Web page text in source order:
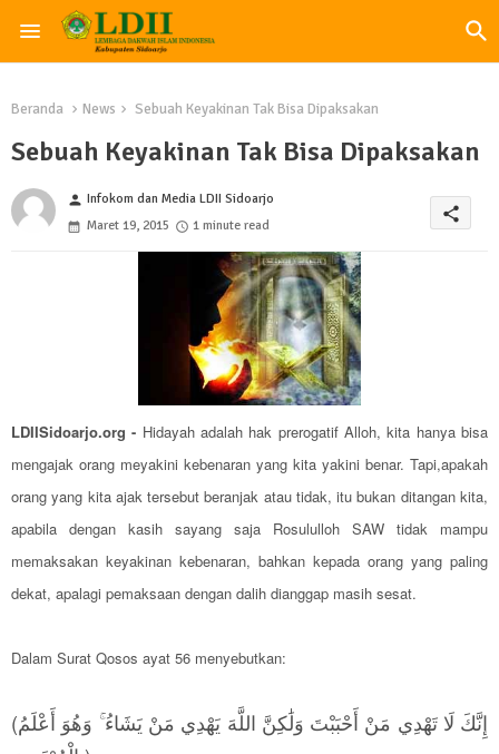
Beranda News Sebuah Keyakinan Tak Bisa Dipaksakan
Sebuah Keyakinan Tak Bisa Dipaksakan
person Infokom dan Media LDII Sidoarjo
Maret 19, 2015
1 minute read
share
LDIISidoarjo.org - Hidayah adalah hak prerogatif Alloh, kita hanya bisa
mengajak orang meyakini kebenaran yang kita yakini benar. Tapi,apakah
orang yang kita ajak tersebut beranjak atau tidak, itu bukan ditangan kita,
apabila dengan kasih sayang saja Rosululloh SAW tidak mampu
memaksakan keyakinan kebenaran, bahkan kepada orang yang paling
dekat, apalagi pemaksaan dengan dalih dianggap masih sesat.
Dalam Surat Qosos ayat 56 menyebutkan:
(إِنَّكَ لَا تَهْدِي مَنْ أَحْبَبْتَ وَلَٰكِنَّ اللَّهَ يَهْدِي مَنْ يَشَاءُ ۚ وَهُوَ أَعْلَمُ